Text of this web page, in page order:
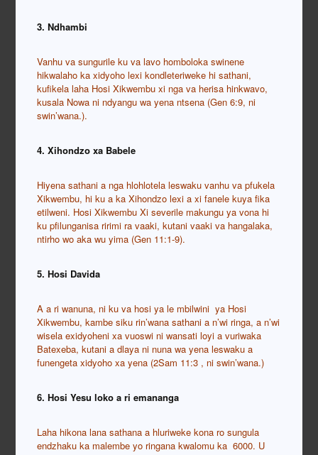
3. Ndhambi
Vanhu va sungurile ku va lavo homboloka swinene
hikwalaho ka xidyoho lexi kondleteriweke hi sathani,
kufikela laha Hosi Xikwembu xi nga va herisa hinkwavo,
kusala Nowa ni ndyangu wa yena ntsena (Gen 6:9, ni
swin’wana.).
4. Xihondzo xa Babele
Hiyena sathani a nga hlohlotela leswaku vanhu va pfukela
Xikwembu, hi ku a ka Xihondzo lexi a xi fanele kuya fika
etilweni. Hosi Xikwembu Xi severile makungu ya vona hi
ku pfilunganisa ririmi ra vaaki, kutani vaaki va hangalaka,
ntirho wo aka wu yima (Gen 11:1-9).
5. Hosi Davida
A a ri wanuna, ni ku va hosi ya le mbilwini ya Hosi
Xikwembu, kambe siku rin’wana sathani a n’wi ringa, a n’wi
wisela exidyoheni xa vuoswi ni wansati loyi a vuriwaka
Batexeba, kutani a dlaya ni nuna wa yena leswaku a
funengeta xidyoho xa yena (2Sam 11:3 , ni swin’wana.)
6. Hosi Yesu loko a ri emananga
Laha hikona lana sathana a hluriweke kona ro sungula
endzhaku ka malembe yo ringana kwalomu ka 6000. U